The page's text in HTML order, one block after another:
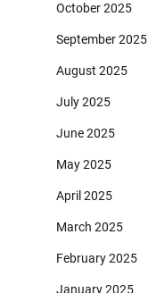
October 2025
September 2025
August 2025
July 2025
June 2025
May 2025
April 2025
March 2025
February 2025
January 2025